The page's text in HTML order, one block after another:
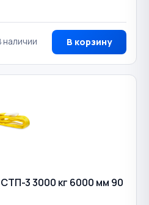
наличии В корзину
3 3000 кг 6000 мм 90